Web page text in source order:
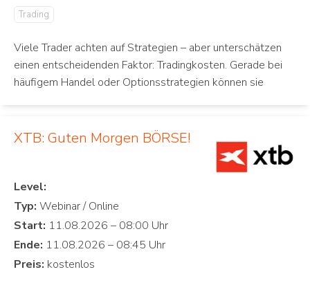
Trading
Viele Trader achten auf Strategien – aber unterschätzen
einen entscheidenden Faktor: Tradingkosten. Gerade bei
häufigem Handel oder Optionsstrategien können sie
XTB: Guten Morgen BÖRSE!
Level:
Typ:
Start:
Ende:
Preis: